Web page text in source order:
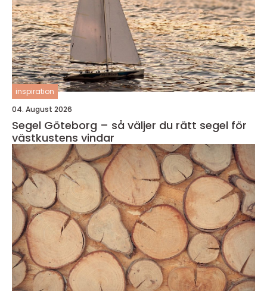
inspiration
04. August 2026
Segel Göteborg – så väljer du rätt segel för
västkustens vindar